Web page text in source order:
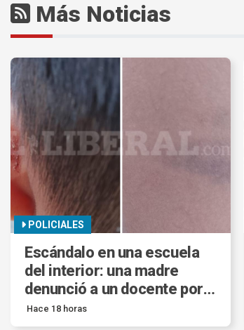
Más Noticias
POLICIALES
Escándalo en una escuela
del interior: una madre
denunció a un docente por
golpes y cortes contra sus
hijos de 7 y 11 años.
Hace 18 horas